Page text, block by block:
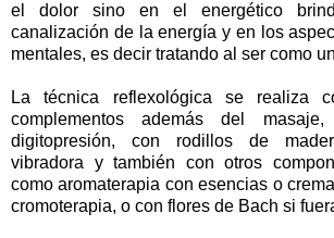
el dolor sino en el energético
canalización de la energía y en los
mentales, es decir tratando al ser como
La técnica reflexológica se realiza
complementos además del
digitopresión, con rodillos de
vibradora y también con otros
como aromaterapia con esencias o
cromoterapia, o con flores de Bach si